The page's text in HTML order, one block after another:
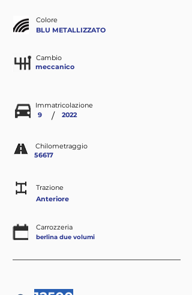
Colore
BLU METALLIZZATO
Cambio
meccanico
Immatricolazione
2022
9 /
Chilometraggio
56617
Trazione
Anteriore
Carrozzeria
berlina due volumi